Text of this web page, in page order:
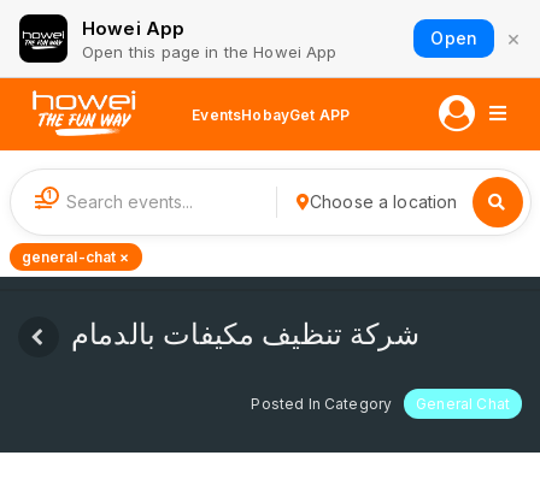
Howei App
Open this page in the Howei App
Open ×
EventsHobayGet APP
1 Choose a location
general-chat ×
شركة تنظيف مكيفات بالدمام
Posted In Category General Chat